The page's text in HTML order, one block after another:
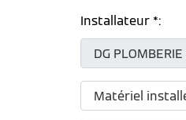
Installateur *: